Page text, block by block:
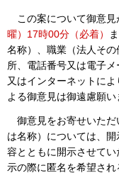
この案について御意見
曜）17時00分（必着）
名称）、職業（法人そ
所、電話番号又は電子
又はインターネットに
よる御意見は御遠慮願い
御意見をお寄せいた
は名称）については、
容とともに開示させて
示の際に匿名を希望さ